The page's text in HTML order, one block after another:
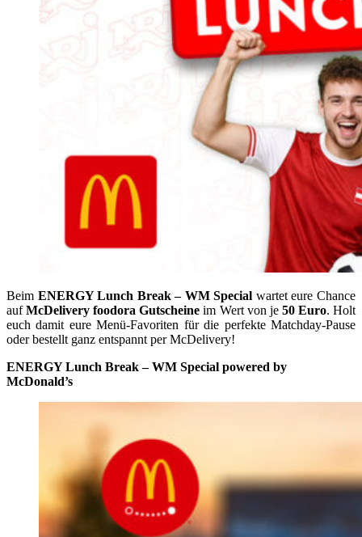
Beim ENERGY Lunch Break – WM Special wartet eure Chance
aufMcDelivery foodora Gutscheine im Wert von je 50 Euro. Holt
euch damit eure Menü-Favoriten für die perfekte Matchday-Pause
oder bestellt ganz entspannt per McDelivery!
ENERGY Lunch Break – WM Special powered by
McDonald’s